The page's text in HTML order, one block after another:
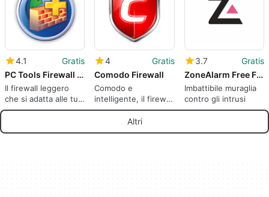
4.1
Gratis
PC Tools Firewall Plus
Il firewall leggero
che si adatta alle tue
capacità
4
Gratis
Comodo Firewall
Comodo e
intelligente, il firewall
per tutti
3.7
Gratis
ZoneAlarm Free Firewall
Imbattibile muraglia
contro gli intrusi
Altri